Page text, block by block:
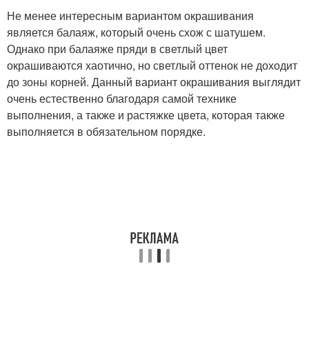
Не менее интересным вариантом окрашивания
является балаяж, который очень схож с шатушем.
Однако при балаяже пряди в светлый цвет
окрашиваются хаотично, но светлый оттенок не доходит
до зоны корней. Данный вариант окрашивания выглядит
очень естественно благодаря самой технике
выполнения, а также и растяжке цвета, которая также
выполняется в обязательном порядке.